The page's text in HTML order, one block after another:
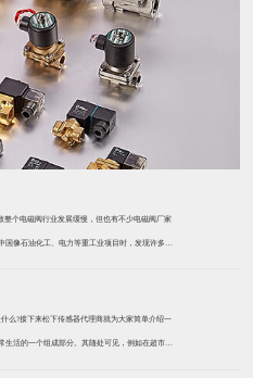
个电磁阀行业发展缓慢，但也有不少电磁阀厂家
国像石油化工、电力等重工业项目时，发现许多项
?接下来松下传感器代理商就为大家简单介绍一
活的一个组成部分。其随处可见，例如在超市柜